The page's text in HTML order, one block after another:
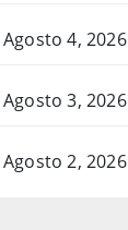
Agosto 4, 2026
Agosto 3, 2026
Agosto 2, 2026